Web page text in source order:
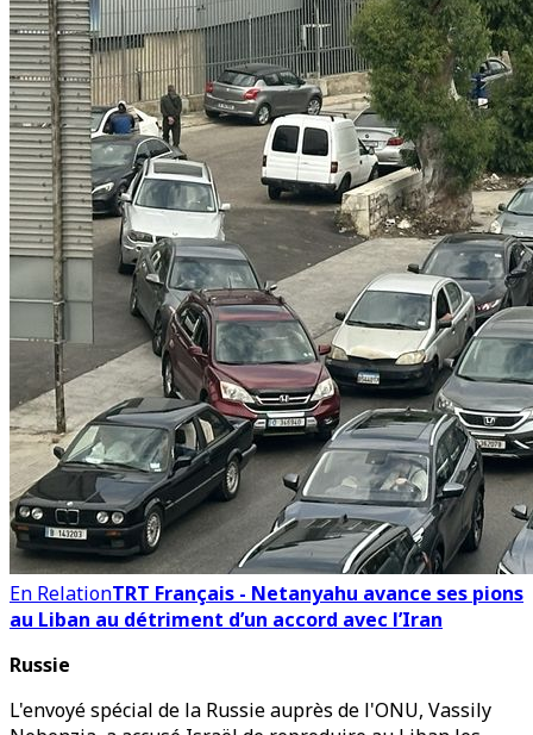
En RelationTRT Français - Netanyahu avance ses pions
au Liban au détriment d’un accord avec l’Iran
Russie
L'envoyé spécial de la Russie auprès de l'ONU, Vassily